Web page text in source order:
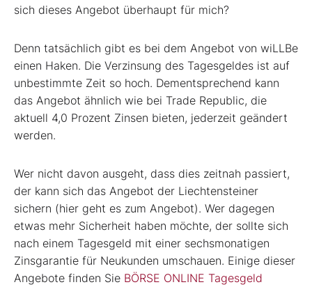
sich dieses Angebot überhaupt für mich?
Denn tatsächlich gibt es bei dem Angebot von wiLLBe
einen Haken. Die Verzinsung des Tagesgeldes ist auf
unbestimmte Zeit so hoch. Dementsprechend kann
das Angebot ähnlich wie bei Trade Republic, die
aktuell 4,0 Prozent Zinsen bieten, jederzeit geändert
werden.
Wer nicht davon ausgeht, dass dies zeitnah passiert,
der kann sich das Angebot der Liechtensteiner
sichern (hier geht es zum Angebot). Wer dagegen
etwas mehr Sicherheit haben möchte, der sollte sich
nach einem Tagesgeld mit einer sechsmonatigen
Zinsgarantie für Neukunden umschauen. Einige dieser
Angebote finden Sie BÖRSE ONLINE Tagesgeld